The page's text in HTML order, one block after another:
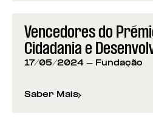
Vencedores do
Cidadania e
17/05/2024 - Fundação
Saber Mais
sobre Vencedores do